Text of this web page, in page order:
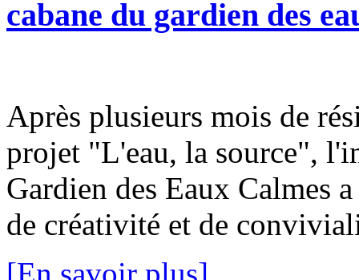
cabane du gardien des
Après plusieurs mois de
projet "L'eau, la source",
Gardien des Eaux Calmes
de créativité et de
[En savoir plus]